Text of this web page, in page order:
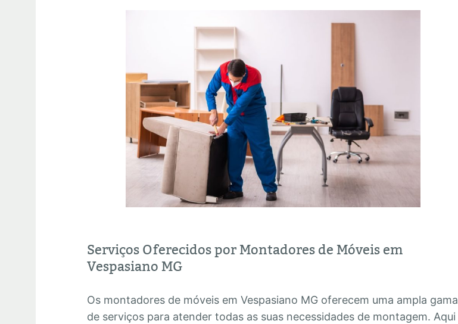
Serviços Oferecidos por Montadores de Móveis em
Vespasiano MG
Os montadores de móveis em Vespasiano MG oferecem uma ampla gama
de serviços para atender todas as suas necessidades de montagem. Aqui